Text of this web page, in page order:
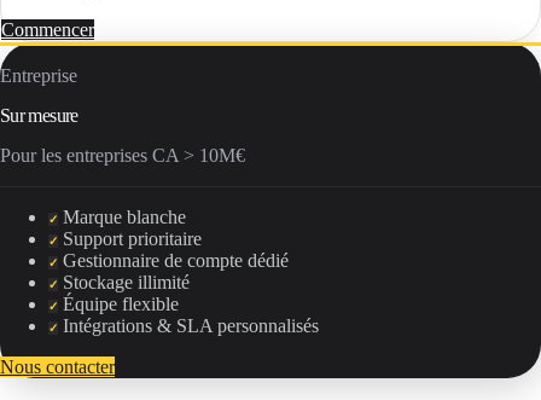
Commencer
Entreprise
Sur mesure
Pour les entreprises CA > 10M€
✓ Marque blanche
✓ Support prioritaire
✓ Gestionnaire de compte dédié
✓ Stockage illimité
✓ Équipe flexible
✓ Intégrations & SLA personnalisés
Nous contacter